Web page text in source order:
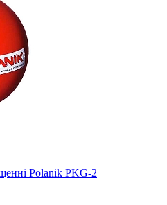
Polanik PKG-2